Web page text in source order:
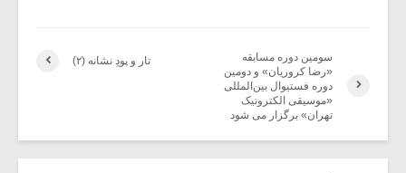
تار و پودِ نشانه (۲)
سومین دوره مسابقه
«رضا کروریان» و دومین
دوره فستیوال بین‌المللی
«موسیقی الکترونیک
تهران» برگزار می شود